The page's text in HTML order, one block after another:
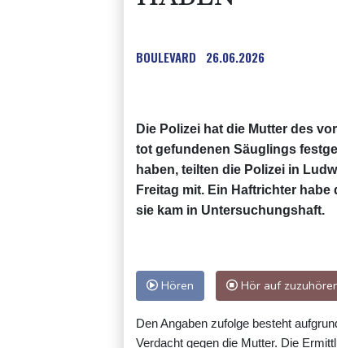
BOULEVARD 26.06.2026
Die Polizei hat die Mutter des
tot gefundenen Säuglings
haben, teilten die Polizei in
Freitag mit. Ein Haftrichter
sie kam in Untersuchungshaft.
Hören Hör auf
Den Angaben zufolge besteht
Verdacht gegen die Mutter. Die